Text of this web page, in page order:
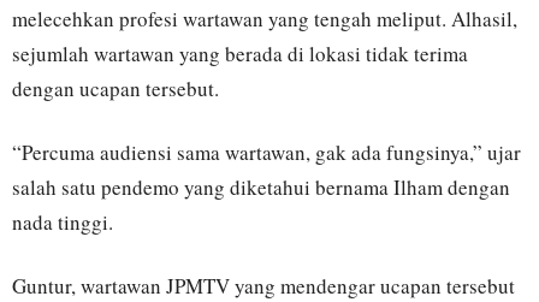
melecehkan profesi wartawan yang tengah meliput. Alhasil,
sejumlah wartawan yang berada di lokasi tidak terima
dengan ucapan tersebut.
“Percuma audiensi sama wartawan, gak ada fungsinya,” ujar
salah satu pendemo yang diketahui bernama Ilham dengan
nada tinggi.
Guntur, wartawan JPMTV yang mendengar ucapan tersebut